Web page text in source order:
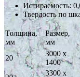
Истираемость:
Твердость по
Толщина,
мм
Размер,
мм
20
3000 х
1400
3300 х